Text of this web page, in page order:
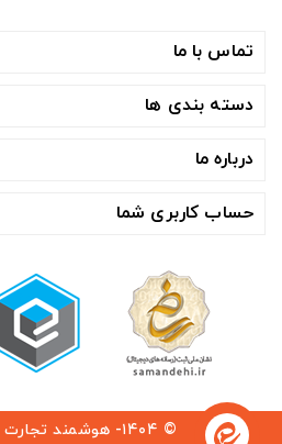
تماس با ما
دسته بندی ها
درباره ما
حساب کاربری شما
© ۱۴۰۴- هوشمند تجارت صنعت آسیا ™